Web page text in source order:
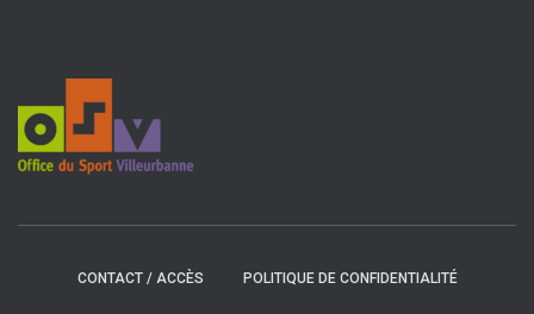
CONTACT / ACCÈS POLITIQUE DE CONFIDENTIALITÉ